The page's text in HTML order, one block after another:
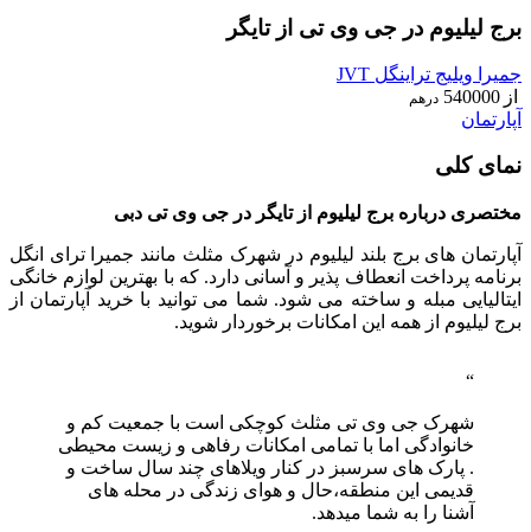
برج لیلیوم در جی وی تی از تایگر
جمیرا ویلیج تراینگل JVT
از 540000 درهم
آپارتمان
نمای کلی
مختصری درباره برج لیلیوم از تایگر در جی وی تی دبی
آپارتمان های برج بلند لیلیوم در شهرک مثلث مانند جمیرا ترای انگل
برنامه پرداخت انعطاف پذیر و آسانی دارد. که با بهترین لوازم خانگی
ایتالیایی مبله و ساخته می شود. شما می توانید با خرید آپارتمان از
برج لیلیوم از همه این امکانات برخوردار شوید.
شهرک جی وی تی مثلث کوچکی است با جمعیت کم و
خانوادگی اما با تمامی امکانات رفاهی و زیست محیطی
. پارک های سرسبز در کنار ویلاهای چند سال ساخت و
قدیمی این منطقه،حال و هوای زندگی در محله های
آشنا را به شما میدهد.